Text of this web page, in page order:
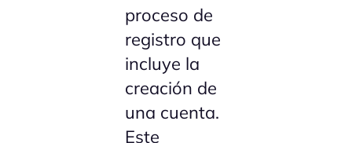
proceso de
registro que
incluye la
creación de
una cuenta.
Este